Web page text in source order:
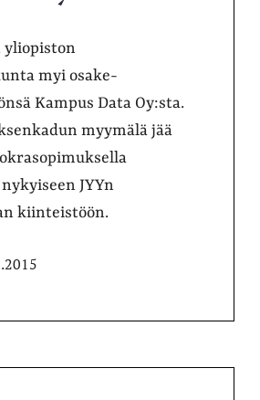
yliopiston
myi osake-
Kampus Data Oy:sta.
myymälä jää
JYYn
kiinteistöön.